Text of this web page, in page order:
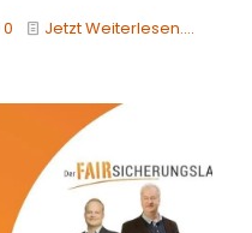
0 Jetzt Weiterlesen....